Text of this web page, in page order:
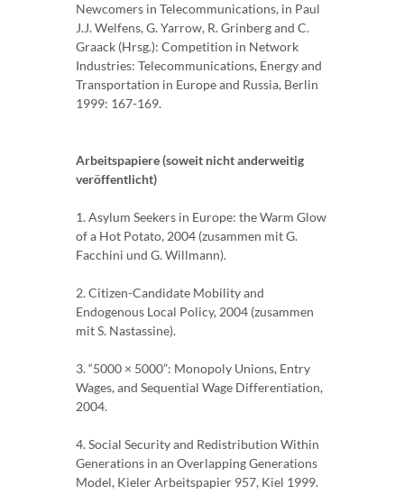
Newcomers in Telecommunications, in Paul
J.J. Welfens, G. Yarrow, R. Grinberg and C.
Graack (Hrsg.): Competition in Network
Industries: Telecommunications, Energy and
Transportation in Europe and Russia, Berlin
1999: 167-169.
Arbeitspapiere (soweit nicht anderweitig
veröffentlicht)
1. Asylum Seekers in Europe: the Warm Glow
of a Hot Potato, 2004 (zusammen mit G.
Facchini und G. Willmann).
2. Citizen-Candidate Mobility and
Endogenous Local Policy, 2004 (zusammen
mit S. Nastassine).
3. “5000 × 5000”: Monopoly Unions, Entry
Wages, and Sequential Wage Differentiation,
2004.
4. Social Security and Redistribution Within
Generations in an Overlapping Generations
Model, Kieler Arbeitspapier 957, Kiel 1999.